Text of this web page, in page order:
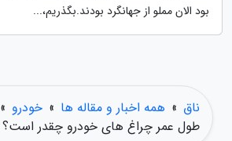
بود الان مملو از جهانگرد بودند.بگذریم،...
ناق » همه اخبار و مقاله ها » خودرو »
طول عمر چراغ های خودرو چقدر است؟